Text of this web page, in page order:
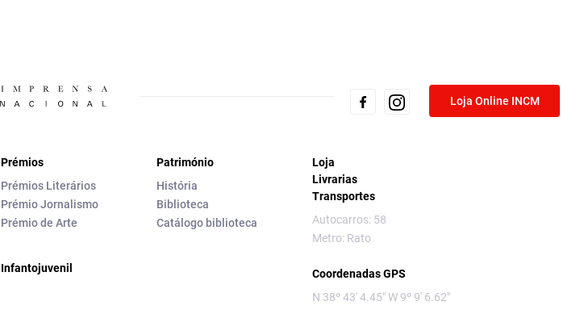
Loja Online INCM
Prémios
Prémios Literários
Prémio Jornalismo
Prémio de Arte
Infantojuvenil
Património
História
Biblioteca
Catálogo biblioteca
Loja
Livrarias
Transportes
Autocarros: 58
Metro: Rato
Coordenadas GPS
N 38º 43' 4.45" W 9º 9' 6.62"